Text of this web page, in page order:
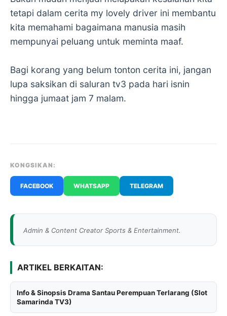
tetapi dalam cerita my lovely driver ini membantu
kita memahami bagaimana manusia masih
mempunyai peluang untuk meminta maaf.
Bagi korang yang belum tonton cerita ini, jangan
lupa saksikan di saluran tv3 pada hari isnin
hingga jumaat jam 7 malam.
KONGSIKAN:
FACEBOOK WHATSAPP TELEGRAM
Admin & Content Creator Sports & Entertainment.
ARTIKEL BERKAITAN:
Info & Sinopsis Drama Santau Perempuan Terlarang (Slot
Samarinda TV3)